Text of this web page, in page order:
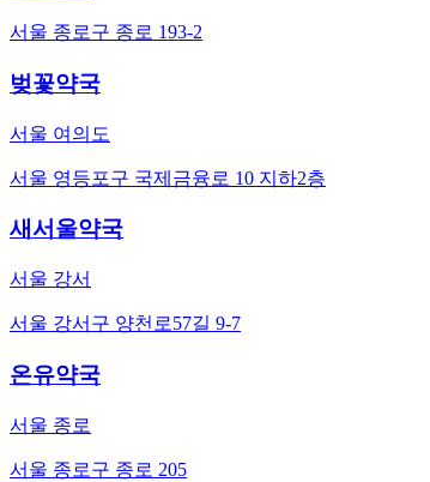
서울 종로구 종로 193-2
벚꽃약국
서울 여의도
서울 영등포구 국제금융로 10 지하2층
새서울약국
서울 강서
서울 강서구 양천로57길 9-7
온유약국
서울 종로
서울 종로구 종로 205